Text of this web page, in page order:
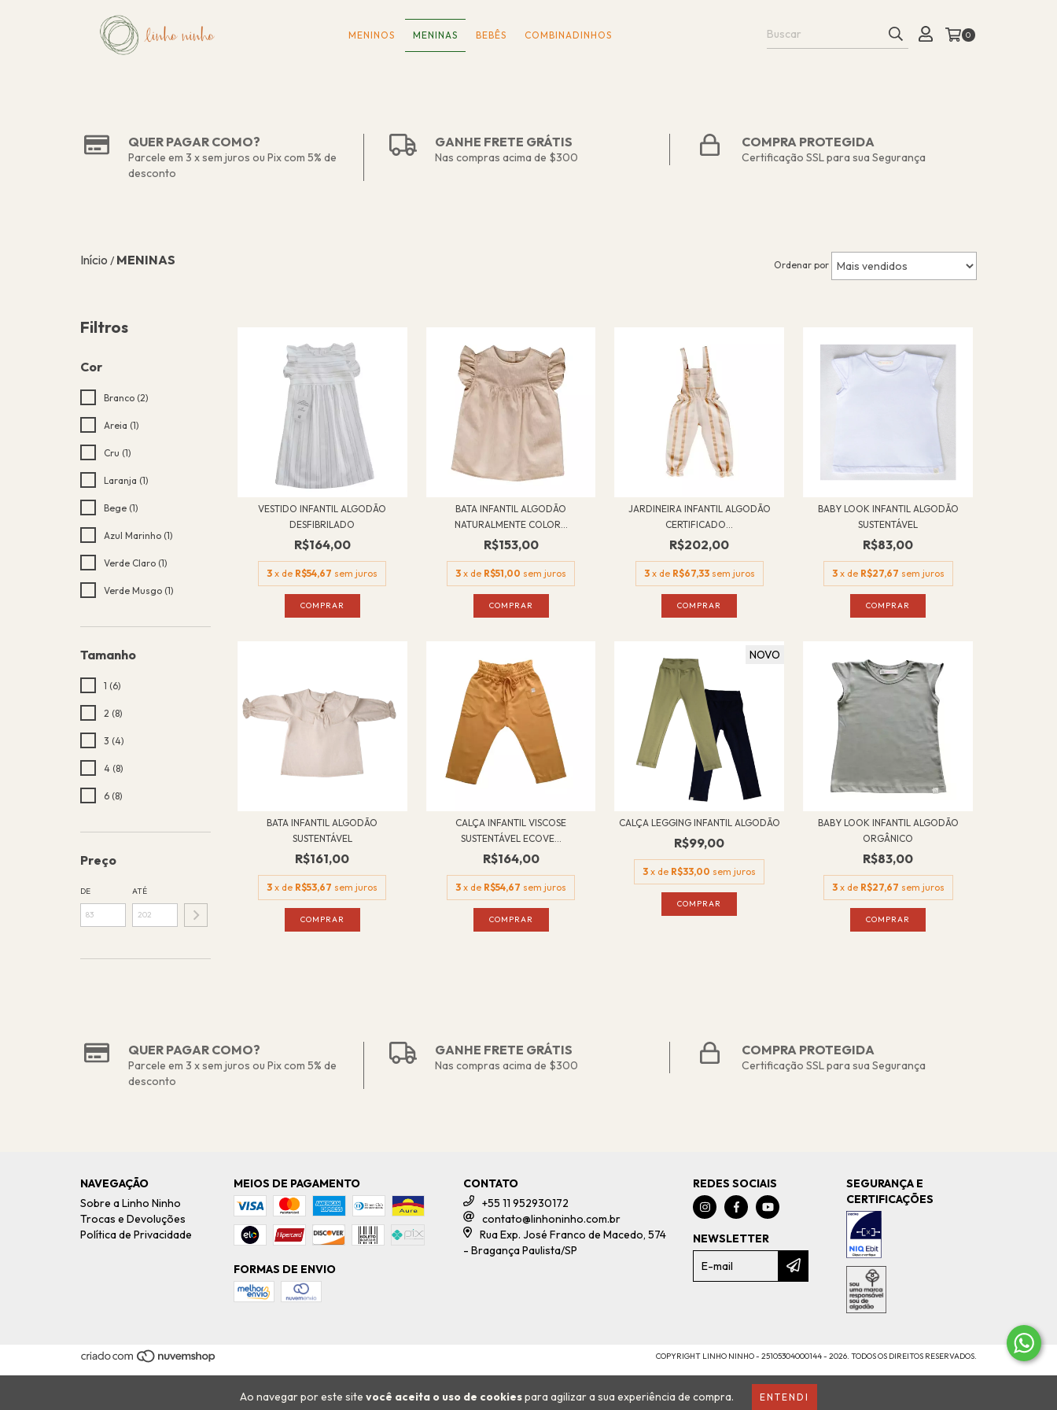
Ao navegar por este site você aceita o uso de cookiespara agilizar a sua experiência de compra. ENTENDI
MENINOS MENINAS BEBÊS COMBINADINHOS 0
QUER PAGAR COMO?
Parcele em 3 x sem juros ou Pix com 5% de
desconto
GANHE FRETE GRÁTIS
Nas compras acima de $300
COMPRA PROTEGIDA
Certificação SSL para sua Segurança
Início / MENINAS Ordenar por
Filtros
Cor
Branco (2)
Areia (1)
Cru (1)
Laranja (1)
Bege (1)
Azul Marinho (1)
Verde Claro (1)
Verde Musgo (1)
Tamanho
1 (6)
2 (8)
3 (4)
4 (8)
6 (8)
Preço
DE ATÉ
VESTIDO INFANTIL ALGODÃO
DESFIBRILADO
R$164,00
3 x de R$54,67 sem juros
COMPRAR
BATA INFANTIL ALGODÃO
NATURALMENTE COLOR...
R$153,00
3 x de R$51,00 sem juros
COMPRAR
JARDINEIRA INFANTIL ALGODÃO
CERTIFICADO...
R$202,00
3 x de R$67,33 sem juros
COMPRAR
BABY LOOK INFANTIL ALGODÃO
SUSTENTÁVEL
R$83,00
3 x de R$27,67 sem juros
COMPRAR
BATA INFANTIL ALGODÃO
SUSTENTÁVEL
R$161,00
3 x de R$53,67 sem juros
COMPRAR
CALÇA INFANTIL VISCOSE
SUSTENTÁVEL ECOVE...
R$164,00
3 x de R$54,67 sem juros
COMPRAR
NOVO
CALÇA LEGGING INFANTIL ALGODÃO
R$99,00
3 x de R$33,00 sem juros
COMPRAR
BABY LOOK INFANTIL ALGODÃO
ORGÂNICO
R$83,00
3 x de R$27,67 sem juros
COMPRAR
QUER PAGAR COMO?
Parcele em 3 x sem juros ou Pix com 5% de
desconto
GANHE FRETE GRÁTIS
Nas compras acima de $300
COMPRA PROTEGIDA
Certificação SSL para sua Segurança
NAVEGAÇÃO
Sobre a Linho Ninho
Trocas e Devoluções
Política de Privacidade
MEIOS DE PAGAMENTO
FORMAS DE ENVIO
CONTATO
+55 11 952930172
contato@linhoninho.com.br
Rua Exp. José Franco de Macedo, 574
- Bragança Paulista/SP
REDES SOCIAIS
NEWSLETTER
SEGURANÇA E
CERTIFICAÇÕES
COPYRIGHT LINHO NINHO - 25105304000144 - 2026. TODOS OS DIREITOS RESERVADOS.